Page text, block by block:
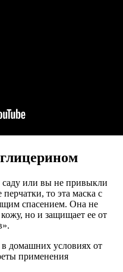
саду или вы не привыкли
то эта маска с
спасением. Она не
но и защищает ее от